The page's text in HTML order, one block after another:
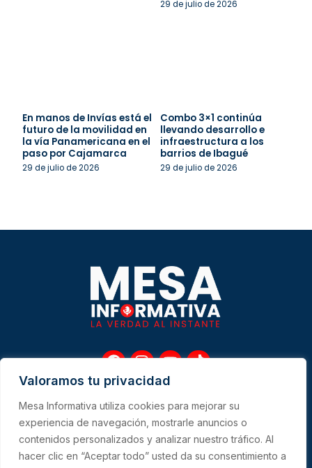
Valoramos tu privacidad
Mesa Informativa utiliza cookies para mejorar su
experiencia de navegación, mostrarle anuncios o
contenidos personalizados y analizar nuestro tráfico. Al
hacer clic en “Aceptar todo” usted da su consentimiento a
29 de julio de 2026
En manos de Invías está el
futuro de la movilidad en
la vía Panamericana en el
paso por Cajamarca
29 de julio de 2026
Combo 3×1 continúa
llevando desarrollo e
infraestructura a los
barrios de Ibagué
29 de julio de 2026
F
a
c
e
b
o
o
k
I
n
s
t
a
g
r
a
Y
u
t
u
b
e
T
t
o
k
CONTACTO